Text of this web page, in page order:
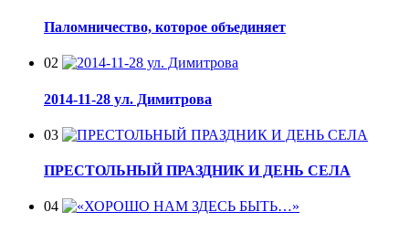
Паломничество, которое объединяет
02
2014-11-28 ул. Димитрова
03
ПРЕСТОЛЬНЫЙ ПРАЗДНИК И ДЕНЬ СЕЛА
04